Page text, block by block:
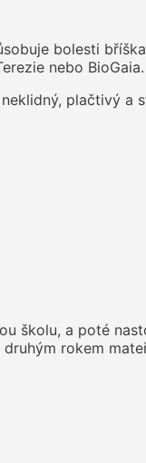
bolesti
nebo
plačtivý a
školu, a poté
rokem